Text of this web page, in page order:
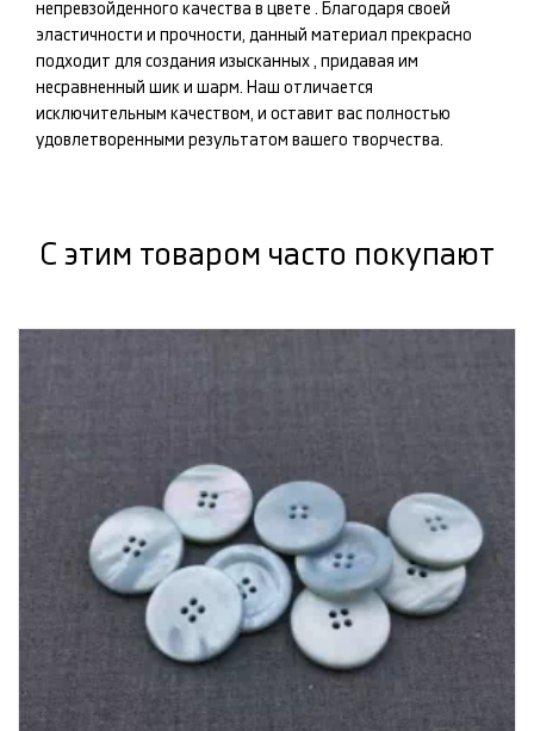
непревзойденного качества в цвете . Благодаря своей
эластичности и прочности, данный материал прекрасно
подходит для создания изысканных , придавая им
несравненный шик и шарм. Наш отличается
исключительным качеством, и оставит вас полностью
удовлетворенными результатом вашего творчества.
С этим товаром часто покупают